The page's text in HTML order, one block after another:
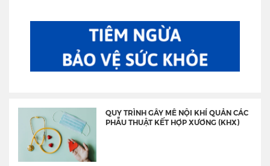
QUY TRÌNH GÂY MÊ NỘI KHÍ QUẢN CÁC
PHẪU THUẬT KẾT HỢP XƯƠNG (KHX)